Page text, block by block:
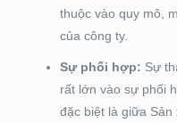
thuộc vào quy mô,
của công ty.
Sự phối hợp: Sự
rất lớn vào sự phối
đặc biệt là giữa Sản